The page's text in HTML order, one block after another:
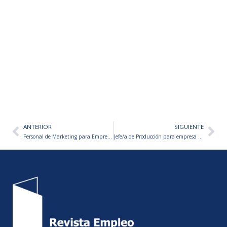
AntANTERIOR
Personal de Marketing para Empresa Nacional
SIGUIENTE
Jefe/a de Producción para empresa Farmacéutica